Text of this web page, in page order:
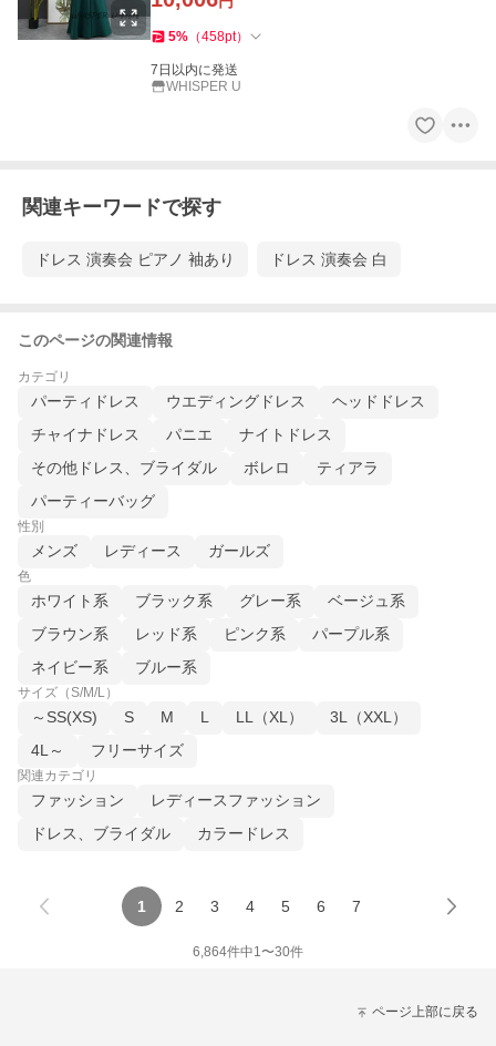
5% （458pt）
7日以内に発送
WHISPER U
関連キーワードで探す
ドレス 演奏会 ピアノ 袖あり ドレス 演奏会 白
このページの関連情報
カテゴリ
パーティドレス ウエディングドレス
ヘッドドレス
チャイナドレス
パニエ
ナイトドレス
その他ドレス、ブライダル
ボレロ
ティアラ
パーティーバッグ
性別
メンズ レディース ガールズ
色
ホワイト系 ブラック系 グレー系
ベージュ系
ブラウン系
レッド系 ピンク系
パープル系
ネイビー系
ブルー系
サイズ（S/M/L）
～SS(XS) S M L LL（XL）
3L（XXL）
4L～
フリーサイズ
関連カテゴリ
ファッション
レディースファッション
ドレス、ブライダル
カラードレス
1 2 3 4 5 6 7
6,864件中1〜30件
ページ上部に戻る